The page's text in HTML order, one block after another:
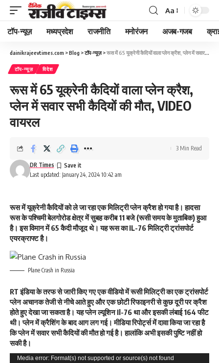
Font
Resizer
Aa
टॉप-न्यूज़ मध्यप्रदेश राजनीति मनोरंजन अजब-गजब
dainikrajeevtimes.com >Blog >टॉप-न्यूज़>रूस में 65 यूक्रेनी कैदियों वाला प्लेन क्रैश, प्लेन में सवार सभी कैदियों की मौत, VIDEO वायरल
टॉप-न्यूज़ विदेश
रूस में 65 यूक्रेनी कैदियों वाला प्लेन क्रैश,
प्लेन में सवार सभी कैदियों की मौत, VIDEO
वायरल
Last updated: January 24, 2024 10:42 am
DR Times
3 Min Read
रूस में यूक्रेनी कैदियों को ले जा रहा एक मिलिट्री प्लेन क्रैश हो गया है। हादसा
रूस के पश्चिमी बेलगोरोड क्षेत्र में सुबह करीब 11 बजे (रूसी समय के मुताबिक) हुआ
है। इस विमान में 65 कैदी मौजूद थे। यह रूस का IL-76 मिलिट्री ट्रांसपोर्ट
एयरक्राफ्ट है।
Plane Crash in Russia
RT इंडिया के तरफ से जारी किए गए एक वीडियो में रूसी मिलिट्री का एक ट्रांसपोर्ट
प्लेन अचानक तेजी से नीचे आते हुए और एक छोटी रिफाइनरी से कुछ दूरी पर क्रैश
होते हुए देखा जा सकता है। यह प्लेन ल्यूशिन Il-76 था और इसकी लंबाई 164 फीट
थी। प्लेन में क्रैशिंग के बाद आग लग गई। मीडिया रिपोर्ट्स में दावा किया जा रहा है
कि प्लेन में सवार सभी कैदियों की मौत हो गई है। हालांकि अभी इसकी पुष्टि नहीं हो
सकी है।
Video
Media error: Format(s) not supported or source(s) not found